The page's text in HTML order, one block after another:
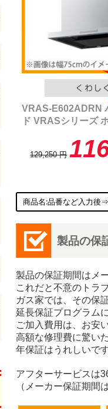
VRAS-E602ADRN
ド VRASシリーズ
129,250 円
製品の保
製品の保証期間はメ
これだと不意のトラ
ガス家では、その保
延長保証プログラム
ご加入費用は、お安
高額な修理費に驚い
年保証はうれしいで
アフターサービスは
（メーカー保証期間